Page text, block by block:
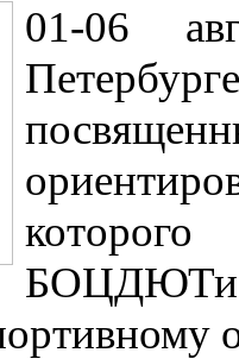
01-06
БОЦДЮТиЭ